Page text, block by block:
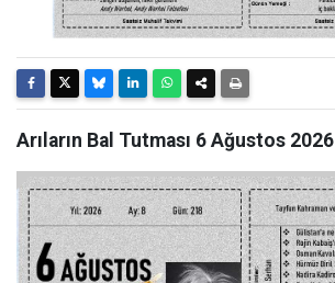
Arıların Bal Tutması 6 Ağustos 2026